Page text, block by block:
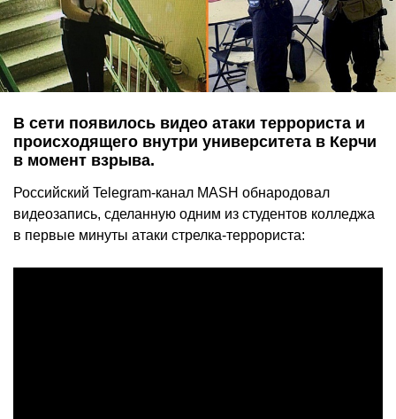
В сети появилось видео атаки террориста и
происходящего внутри университета в Керчи
в момент взрыва.
Российский Telegram-канал MASH обнародовал
видеозапись, сделанную одним из студентов колледжа
в первые минуты атаки стрелка-террориста: